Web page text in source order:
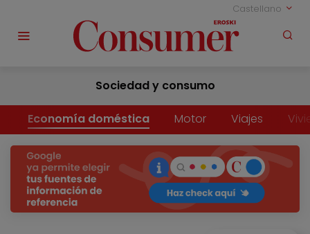
Castellano
Sociedad y consumo
Economía doméstica Motor Viajes